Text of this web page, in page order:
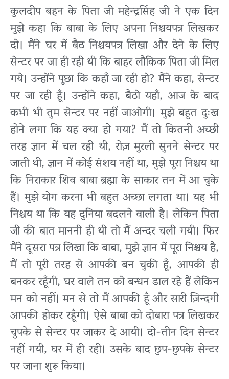
कुलदीप बहन के पिता जी महेन्द्रसिंह जी ने एक दिन
मुझे कहा कि बाबा के लिए अपना निश्चयपत्र लिखकर
दो। मैंने घर में बैठ निश्चयपत्र लिखा और देने के लिए
सेन्टर पर जा ही रही थी कि बाहर लौकिक पिता जी मिल
गये। उन्होंने पूछा कि कहाँ जा रही हो? मैंने कहा, सेन्टर
पर जा रही हूँ। उन्होंने कहा, बैठो यहाँ, आज के बाद
कभी भी तुम सेन्टर पर नहीं जाओगी। मुझे बहुत दुःख
होने लगा कि यह क्या हो गया? मैं तो कितनी अच्छी
तरह ज्ञान में चल रही थी, रोज़ मुरली सुनने सेन्टर पर
जाती थी, ज्ञान में कोई संशय नहीं था, मुझे पूरा निश्चय था
कि निराकार शिव बाबा ब्रह्मा के साकार तन में आ चुके
हैं। मुझे योग करना भी बहुत अच्छा लगता था। यह भी
निश्चय था कि यह दुनिया बदलने वाली है। लेकिन पिता
जी की बात माननी ही थी तो मैं अन्दर चली गयी। फिर
मैंने दूसरा पत्र लिखा कि बाबा, मुझे ज्ञान में पूरा निश्चय है,
मैं तो पूरी तरह से आपकी बन चुकी हूँ, आपकी ही
बनकर रहूँगी, घर वाले तन को बन्धन डाल रहे हैं लेकिन
मन को नहीं। मन से तो मैं आपकी हूँ और सारी ज़िन्दगी
आपकी होकर रहूँगी। ऐसे बाबा को दोबारा पत्र लिखकर
चुपके से सेन्टर पर जाकर दे आयी। दो-तीन दिन सेन्टर
नहीं गयी, घर में ही रही। उसके बाद छुप-छुपके सेन्टर
पर जाना शुरू किया।